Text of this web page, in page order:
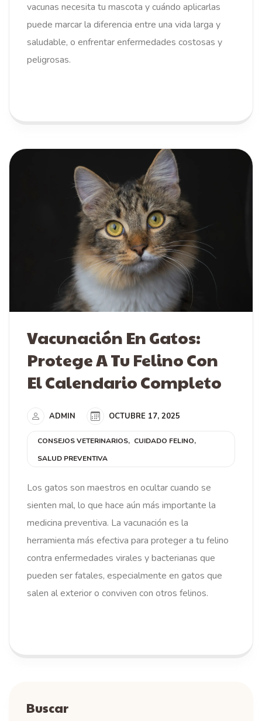
vacunas necesita tu mascota y cuándo aplicarlas
puede marcar la diferencia entre una vida larga y
saludable, o enfrentar enfermedades costosas y
peligrosas.
Vacunación En Gatos:
Protege A Tu Felino Con
El Calendario Completo
ADMIN OCTUBRE 17, 2025
CONSEJOS VETERINARIOS
CUIDADO FELINO
SALUD PREVENTIVA
Los gatos son maestros en ocultar cuando se
sienten mal, lo que hace aún más importante la
medicina preventiva. La vacunación es la
herramienta más efectiva para proteger a tu felino
contra enfermedades virales y bacterianas que
pueden ser fatales, especialmente en gatos que
salen al exterior o conviven con otros felinos.
Buscar